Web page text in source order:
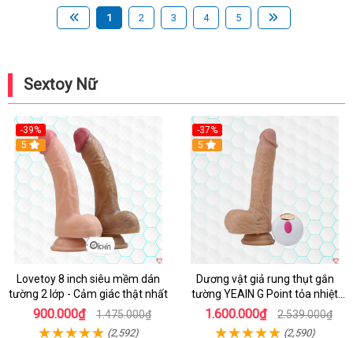
1 2 3 4 5
Sextoy Nữ
-39%
Hot
5
Lovetoy 8 inch siêu mềm dán
tường 2 lớp - Cảm giác thật nhất
900.000₫ 1.475.000₫
(2,592)
-37%
5
Dương vật giả rung thụt gắn
tường YEAIN G Point tỏa nhiệt
điều khiển từ xa
1.600.000₫ 2.539.000₫
(2,590)